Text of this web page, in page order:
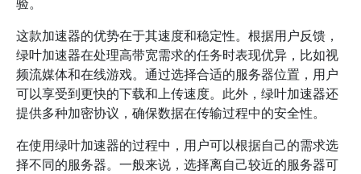
这款加速器的优势在于其速度和稳定性。根据用户反馈，
绿叶加速器在处理高带宽需求的任务时表现优异，比如视
频流媒体和在线游戏。通过选择合适的服务器位置，用户
可以享受到更快的下载和上传速度。此外，绿叶加速器还
提供多种加密协议，确保数据在传输过程中的安全性。
在使用绿叶加速器的过程中，用户可以根据自己的需求选
择不同的服务器。一般来说，选择离自己较近的服务器可